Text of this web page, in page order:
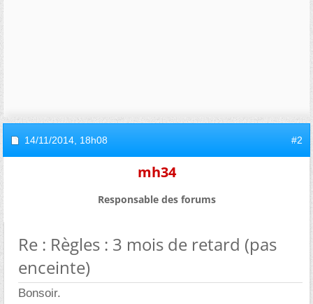
14/11/2014, 18h08 #2
mh34
Responsable des forums
Re : Règles : 3 mois de retard (pas
enceinte)
Bonsoir.